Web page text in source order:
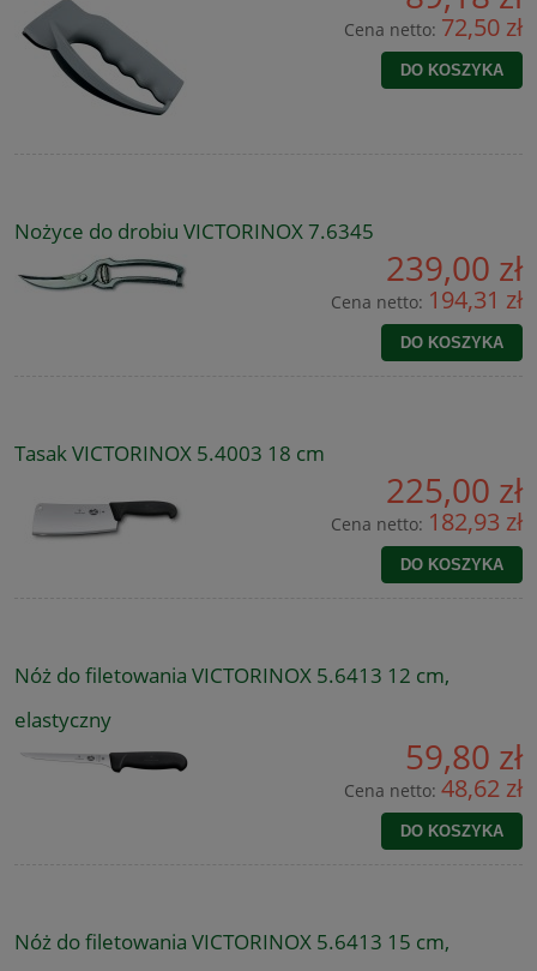
Cena netto: 72,50 zł
DO KOSZYKA
Nożyce do drobiu VICTORINOX 7.6345
239,00 zł
Cena netto: 194,31 zł
DO KOSZYKA
Tasak VICTORINOX 5.4003 18 cm
225,00 zł
Cena netto: 182,93 zł
DO KOSZYKA
Nóż do filetowania VICTORINOX 5.6413 12 cm,
elastyczny
59,80 zł
Cena netto: 48,62 zł
DO KOSZYKA
Nóż do filetowania VICTORINOX 5.6413 15 cm,